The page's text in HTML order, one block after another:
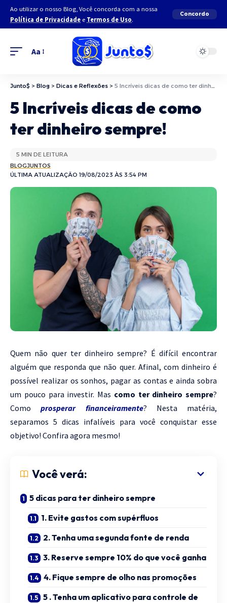
Ao utilizar o nosso Blog, Você concorda com a nossa
Política de Privacidade e Termos de Uso.
Concordo
Aa
Junto$ > Blog > Dicas e Reflexões > 5 Incríveis dicas de como ter dinheiro sempre!
5 Incríveis dicas de como
ter dinheiro sempre!
ÚLTIMA ATUALIZAÇÃO 19/08/2023 ÀS 3:54 PM
BLOGJUNTOS
5 MIN DE LEITURA
Quem não quer ter dinheiro sempre? É difícil encontrar
alguém que responda que não quer. Afinal, com dinheiro é
possível realizar os sonhos, pagar as contas e ainda sobra
um pouco para investir. Mas como ter dinheiro sempre?
Comoprosperar financeiramente? Nesta matéria,
separamos 5 dicas infalíveis para você conquistar esse
objetivo! Confira agora mesmo!
Você verá:
5 dicas para ter dinheiro sempre
1. Evite gastos com supérfluos
2. Tenha uma segunda fonte de renda
3. Reserve sempre 10% do que você ganha
4. Fique sempre de olho nas promoções
5 . Tenha um aplicativo para controle de